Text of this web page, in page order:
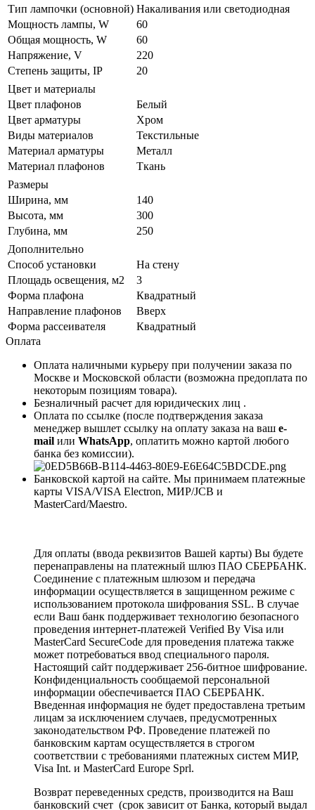
Тип лампочки (основной) Накаливания или светодиодная
Мощность лампы, W
60
Общая мощность, W
60
Напряжение, V
220
Степень защиты, IP
20
Цвет и материалы
Цвет плафонов
Белый
Цвет арматуры
Хром
Виды материалов
Текстильные
Материал арматуры
Металл
Материал плафонов
Ткань
Размеры
Ширина, мм
140
Высота, мм
300
Глубина, мм
250
Дополнительно
Способ установки
На стену
Площадь освещения, м2
3
Форма плафона
Квадратный
Направление плафонов
Вверх
Форма рассеивателя
Квадратный
Оплата
Оплата наличными курьеру при получении заказа по
Москве и Московской области (возможна предоплата по
некоторым позициям товара).
Безналичный расчет для юридических лиц .
Оплата по ссылке (после подтверждения заказа
менеджер вышлет ссылку на оплату заказа на ваш e-
mail или WhatsApp, оплатить можно картой любого
банка без комиссии).
Банковской картой на сайте. Мы принимаем платежные
карты VISA/VISA Electron, МИР/JCB и
MasterCard/Maestro.
Для оплаты (ввода реквизитов Вашей карты) Вы будете
перенаправлены на платежный шлюз ПАО СБЕРБАНК.
Соединение с платежным шлюзом и передача
информации осуществляется в защищенном режиме с
использованием протокола шифрования SSL. В случае
если Ваш банк поддерживает технологию безопасного
проведения интернет-платежей Verified By Visa или
MasterCard SecureCode для проведения платежа также
может потребоваться ввод специального пароля.
Настоящий сайт поддерживает 256-битное шифрование.
Конфиденциальность сообщаемой персональной
информации обеспечивается ПАО СБЕРБАНК.
Введенная информация не будет предоставлена третьим
лицам за исключением случаев, предусмотренных
законодательством РФ. Проведение платежей по
банковским картам осуществляется в строгом
соответствии с требованиями платежных систем МИР,
Visa Int. и MasterCard Europe Sprl.
Возврат переведенных средств, производится на Ваш
банковский счет (срок зависит от Банка, который выдал